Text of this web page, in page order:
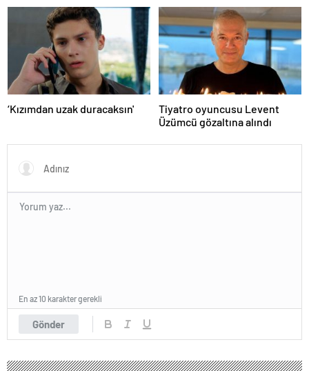
döndüm
Yalçıntaş'tan ilk açıklama
‘Kızımdan uzak duracaksın'
Tiyatro oyuncusu Levent
Üzümcü gözaltına alındı
Gönder
En az 10 karakter gerekli